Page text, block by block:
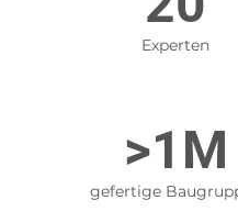
Experten
>1M
gefertige